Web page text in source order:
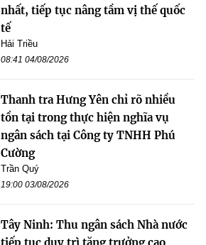
nhất, tiếp tục nâng tầm vị thế quốc
tế
Hải Triều
08:41 04/08/2026
Thanh tra Hưng Yên chỉ rõ nhiều
tồn tại trong thực hiện nghĩa vụ
ngân sách tại Công ty TNHH Phú
Cường
Trần Quý
19:00 03/08/2026
Tây Ninh: Thu ngân sách Nhà nước